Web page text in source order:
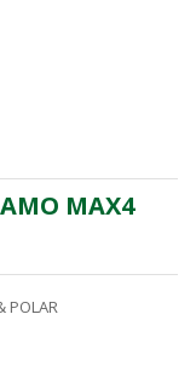
MAX4
POLAR